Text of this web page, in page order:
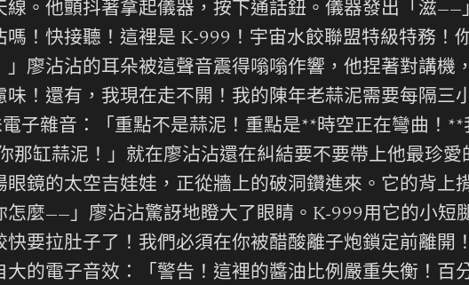
。他顫抖著拿起儀器，按下通話鈕。儀器發出「滋
！快接聽！這裡是 K-999！宇宙水餃聯盟特級特務！
廖沾沾的耳朵被這聲音震得嗡嗡作響，他捏著對講機
！還有，我現在走不開！我的陳年老蒜泥需要每隔三
子雜音：「重點不是蒜泥！重點是**時空正在彎曲！**
缸蒜泥！」就在廖沾沾還在糾結要不要帶上他最珍
鏡的太空吉娃娃，正從牆上的破洞鑽進來。它的背上
麼——」廖沾沾驚訝地瞪大了眼睛。K-999用它的小短
要拉肚子了！我們必須在你被醋酸離子炮鎖定前離開
的電子音效：「警告！這裡的醬油比例嚴重失衡！百